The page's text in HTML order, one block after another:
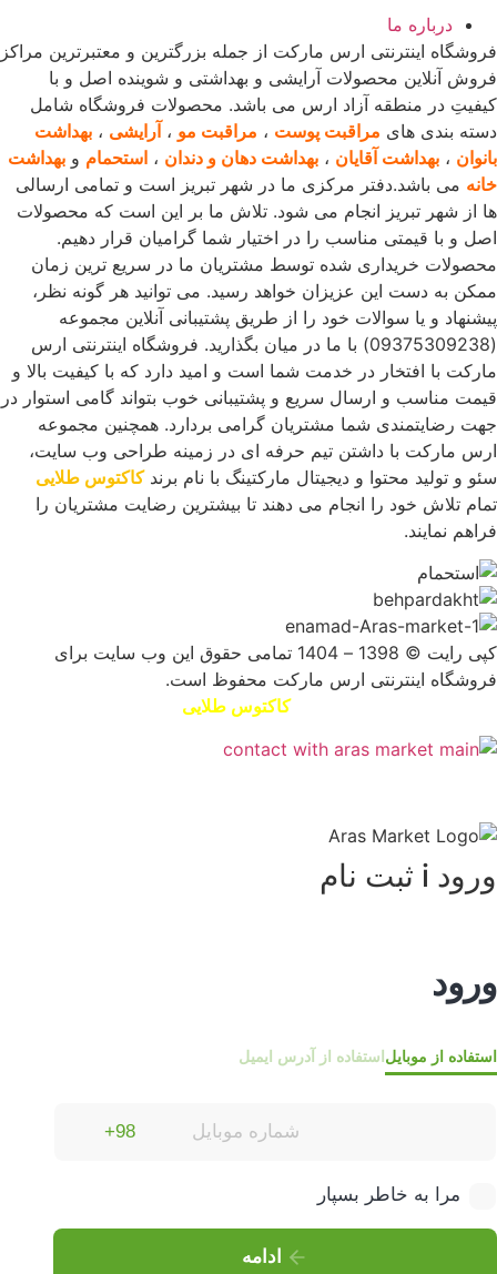
درباره ما
فروشگاه اینترنتی ارس مارکت از جمله بزرگترین و معتبرترین مراکز
فروش آنلاین محصولات آرایشی و بهداشتی و شوینده اصل و با
کیفیتِ در منطقه آزاد ارس می باشد. محصولات فروشگاه شامل
دسته بندی های مراقبت پوست ، مراقبت مو ، آرایشی ، بهداشت
بانوان ، بهداشت آقایان ، بهداشت دهان و دندان ، استحمام و بهداشت
خانه می باشد.دفتر مرکزی ما در شهر تبریز است و تمامی ارسالی
ها از شهر تبریز انجام می شود. تلاش ما بر این است که محصولات
اصل و با قیمتی مناسب را در اختیار شما گرامیان قرار دهیم.
محصولات خریداری شده توسط مشتریان ما در سریع ترین زمان
ممکن به دست این عزیزان خواهد رسید. می توانید هر گونه نظر،
پیشنهاد و یا سوالات خود را از طریق پشتیبانی آنلاین مجموعه
(09375309238) با ما در میان بگذارید. فروشگاه اینترنتی ارس
مارکت با افتخار در خدمت شما است و امید دارد که با کیفیت بالا و
قیمت مناسب و ارسال سریع و پشتیبانی خوب بتواند گامی استوار در
جهت رضایتمندی شما مشتریان گرامی بردارد. همچنین مجموعه
ارس مارکت با داشتن تیم حرفه ای در زمینه طراحی وب سایت،
سئو و تولید محتوا و دیجیتال مارکتینگ با نام برندکاکتوس طلایی
تمام تلاش خود را انجام می دهند تا بیشترین رضایت مشتریان را
فراهم نمایند.
کپی رایت © 1398 – 1404 تمامی حقوق این وب سایت برای
فروشگاه اینترنتی ارس مارکت محفوظ است.
کاکتوس طلایی
ورود i ثبت نام
ورود
استفاده از موبایل استفاده از آدرس ایمیل
مرا به خاطر بسپار
ادامه